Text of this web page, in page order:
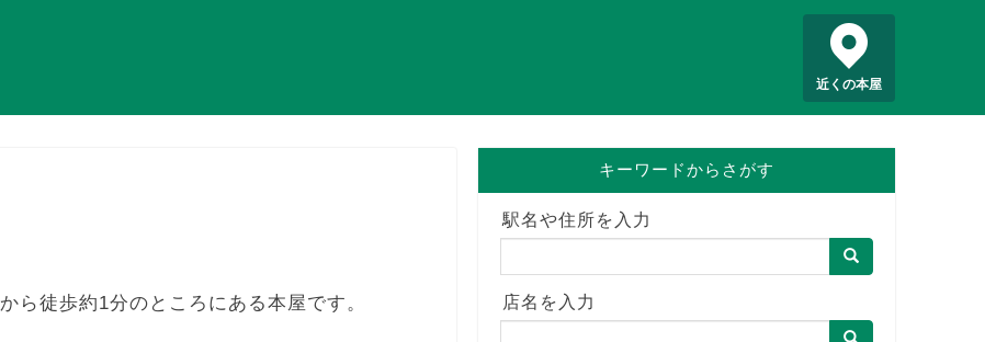
近くの本屋
から徒歩約1分のところにある本屋です。
キーワードからさがす
駅名や住所を入力
店名を入力